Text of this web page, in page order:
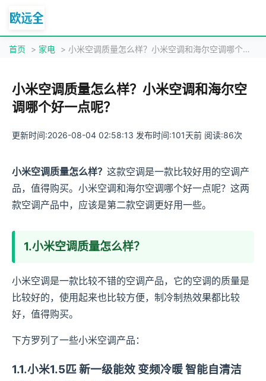
首页 > 家电 > 小米空调质量怎么样？小米空调和海尔空调哪个好一点呢？
小米空调质量怎么样？小米空调和海尔空
调哪个好一点呢？
更新时间:2026-08-04 02:58:13 发布时间:101天前 阅读:86次
小米空调质量怎么样？ 这款空调是一款比较好用的空调产
品，值得购买。小米空调和海尔空调哪个好一点呢？这两
款空调产品中，应该是第二款空调更好用一些。
1.小米空调质量怎么样？
小米空调是一款比较不错的空调产品，它的空调的质量是
比较好的，使用起来也比较方便，制冷制热效果都比较
好，值得购买。
下方罗列了一些小米空调产品：
1.1.小米1.5匹 新一级能效 变频冷暖 智能自清洁